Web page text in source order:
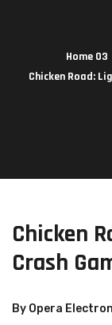
Home 03
Chicken Road:
Chicken
Crash
By Opera